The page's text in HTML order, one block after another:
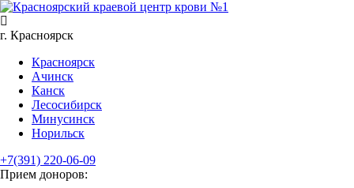
г. Красноярск
Красноярск
Ачинск
Канск
Лесосибирск
Минусинск
Норильск
+7(391) 220-06-09
Прием доноров: